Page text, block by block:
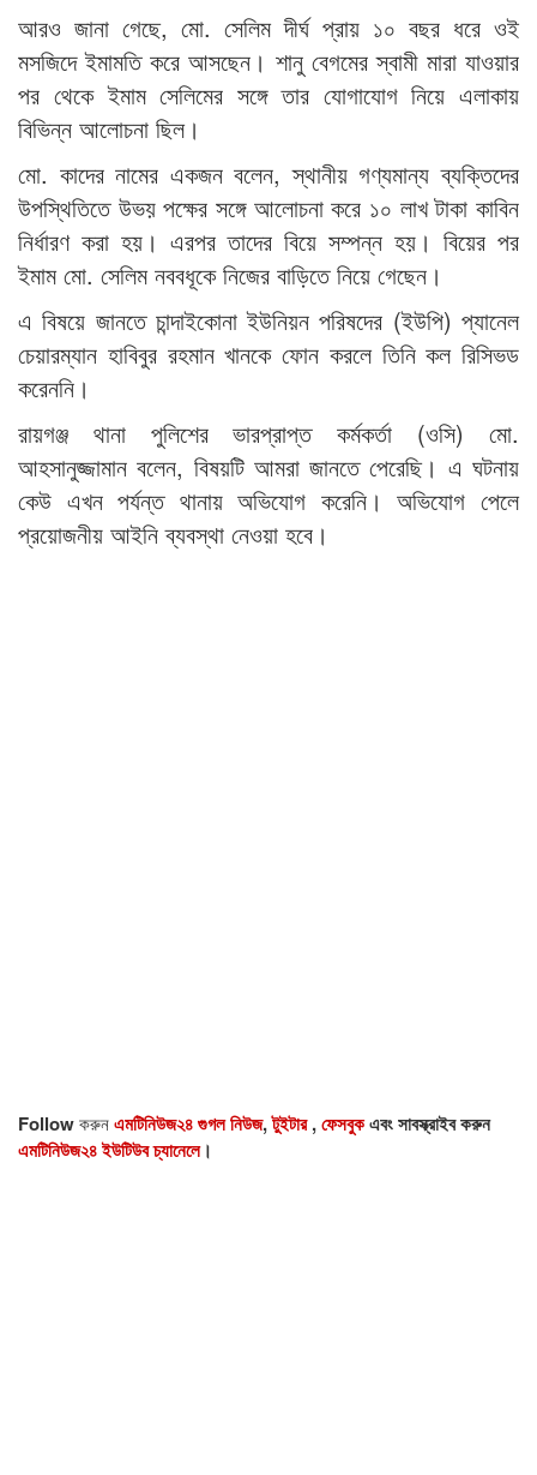
আরও জানা গেছে, মো. সেলিম দীর্ঘ প্রায় ১০ বছর ধরে ওই
মসজিদে ইমামতি করে আসছেন। শানু বেগমের স্বামী মারা যাওয়ার
পর থেকে ইমাম সেলিমের সঙ্গে তার যোগাযোগ নিয়ে এলাকায়
বিভিন্ন আলোচনা ছিল।
মো. কাদের নামের একজন বলেন, স্থানীয় গণ্যমান্য ব্যক্তিদের
উপস্থিতিতে উভয় পক্ষের সঙ্গে আলোচনা করে ১০ লাখ টাকা কাবিন
নির্ধারণ করা হয়। এরপর তাদের বিয়ে সম্পন্ন হয়। বিয়ের পর
ইমাম মো. সেলিম নববধূকে নিজের বাড়িতে নিয়ে গেছেন।
এ বিষয়ে জানতে চান্দাইকোনা ইউনিয়ন পরিষদের (ইউপি) প্যানেল
চেয়ারম্যান হাবিবুর রহমান খানকে ফোন করলে তিনি কল রিসিভড
করেননি।
রায়গঞ্জ থানা পুলিশের ভারপ্রাপ্ত কর্মকর্তা (ওসি) মো.
আহসানুজ্জামান বলেন, বিষয়টি আমরা জানতে পেরেছি। এ ঘটনায়
কেউ এখন পর্যন্ত থানায় অভিযোগ করেনি। অভিযোগ পেলে
প্রয়োজনীয় আইনি ব্যবস্থা নেওয়া হবে।
Followকরুনএমটিনিউজ২৪ গুগল নিউজ,টুইটার,ফেসবুকএবং সাবস্ক্রাইব করুন
এমটিনিউজ২৪ ইউটিউব চ্যানেলে।